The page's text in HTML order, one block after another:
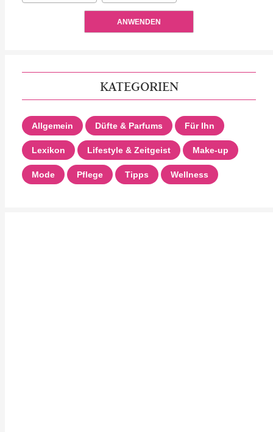
ANWENDEN
KATEGORIEN
Allgemein Düfte & Parfums Für Ihn
Lexikon Lifestyle & Zeitgeist Make-up
Mode Pflege Tipps Wellness